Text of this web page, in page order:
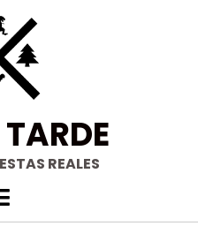
TARDE
REALES